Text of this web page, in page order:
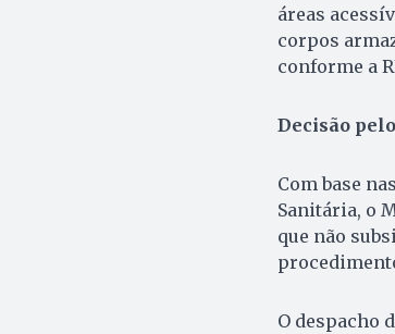
áreas
corpos
conforme a
Decisão
Com base
Sanitária, o
que não
O despacho